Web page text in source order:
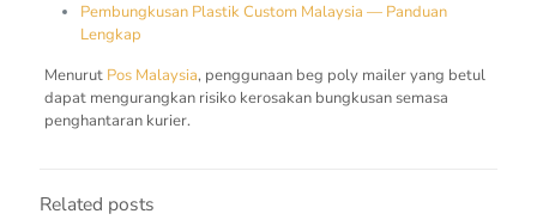
Pembungkusan Plastik Custom Malaysia — Panduan
Lengkap
Menurut Pos Malaysia, penggunaan beg poly mailer yang betul
dapat mengurangkan risiko kerosakan bungkusan semasa
penghantaran kurier.
Related posts